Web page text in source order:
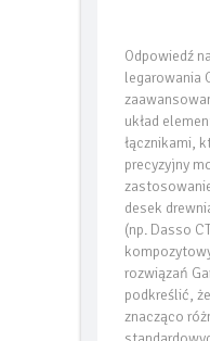
Odpowiedź
legarowania
układ
łącznikami,
precyzyjny
desek
(np. Dasso
rozwiązań
podkreślić,